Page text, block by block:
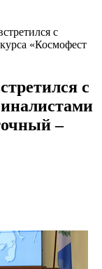
с
«Космофест
с
–